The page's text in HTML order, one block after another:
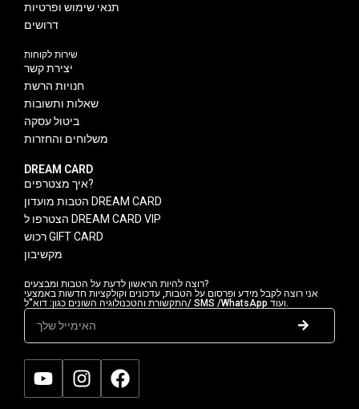
תנאי שימוש ופרטיות
דרושים
שירות לקוחות
יצירת קשר
חנויות הרשת
שאלות ותשובות
ביטול עסקה
משלוחים והחזרות
DREAM CARD
איך מצטרפים?
הטבות מועדון DREAM CARD
הצטרפו ל DREAM CARD VIP
רכוש GIFT CARD
מקשיבון
רוצה להיות הראשון לדעת על הטבות ומבצעים?
אני רוצה לקבל מידע ופרסום על הטבות, עדכונים וקולקציות חדשות באמצעי
התקשורת והטכנולוגיה השונים כגון: דוא"ל/ SMS /WhatsApp ועוד.